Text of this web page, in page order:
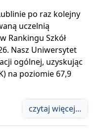
po raz kolejny
uczelnią
Rankingu Szkół
Nasz Uniwersytet
ogólnej, uzyskując
na poziomie 67,9
czytaj więcej...